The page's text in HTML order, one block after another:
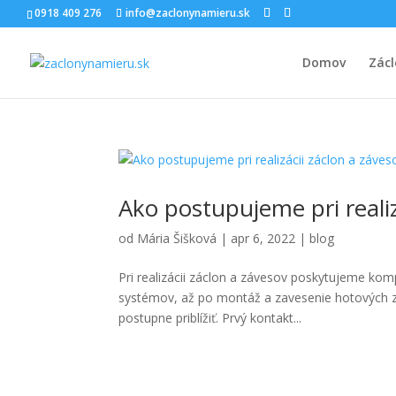
0918 409 276 info@zaclonynamieru.sk
Domov
Ako postupujeme pri
od Mária Šišková | apr 6, 2022 |blog
Pri realizácii záclon a závesov poskytujeme
systémov, až po montáž a zavesenie hotových
postupne priblížiť. Prvý kontakt...